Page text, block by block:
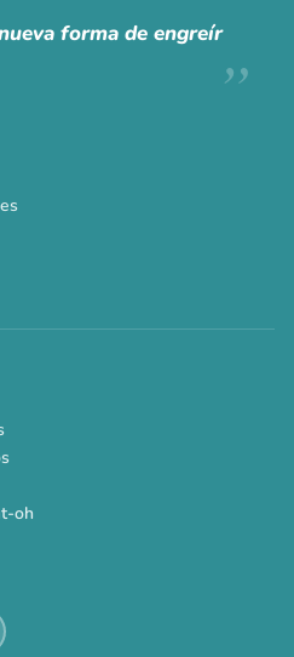
promos 🐾
forma de engreír
oh